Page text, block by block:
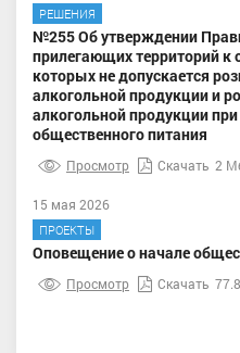
РЕШЕНИЯ
№255 Об утверждении
прилегающих территорий к
которых не допускается
алкогольной продукции и
алкогольной продукции при
общественного питания
Просмотр Скачать 2
15 мая 2026
ПРОЕКТЫ
Оповещение о начале
Просмотр Скачать